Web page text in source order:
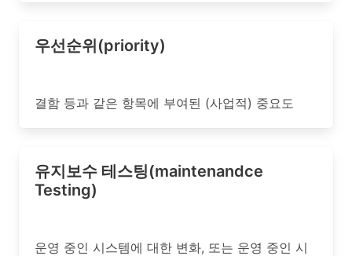
우선순위(priority)
결함 등과 같은 항목에 부여된 (사업적) 중요도
유지보수 테스팅(maintenandce
Testing)
운영 중인 시스템에 대한 변화, 또는 운영 중인 시